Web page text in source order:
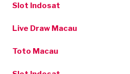
Slot Indosat
Live Draw Macau
Toto Macau